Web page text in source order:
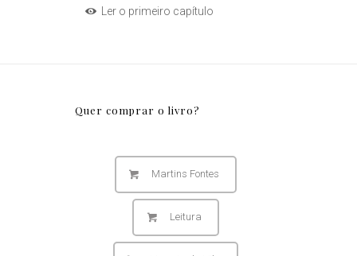
Ler o primeiro capítulo
Quer comprar o livro?
Martins Fontes
Leitura